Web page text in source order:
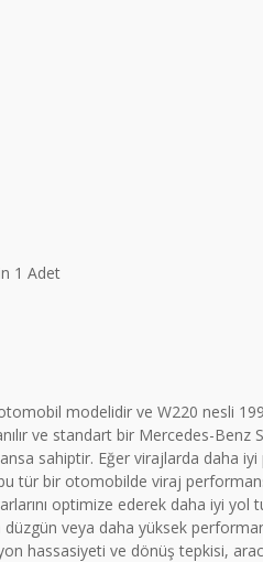
1 Adet
modelidir ve W220 nesli
ve standart bir Mercedes-
sahiptir. Eğer virajlarda daha
tür bir otomobilde viraj
optimize ederek daha iyi
veya daha yüksek
hassasiyeti ve dönüş tepkisi,